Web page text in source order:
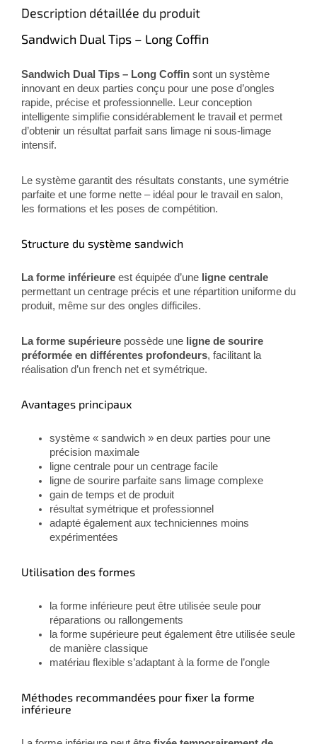
Description détaillée du produit
Sandwich Dual Tips – Long Coffin
Sandwich Dual Tips – Long Coffin sont un système
innovant en deux parties conçu pour une pose d’ongles
rapide, précise et professionnelle. Leur conception
intelligente simplifie considérablement le travail et permet
d’obtenir un résultat parfait sans limage ni sous-limage
intensif.
Le système garantit des résultats constants, une symétrie
parfaite et une forme nette – idéal pour le travail en salon,
les formations et les poses de compétition.
Structure du système sandwich
La forme inférieure est équipée d’une ligne centrale
permettant un centrage précis et une répartition uniforme du
produit, même sur des ongles difficiles.
La forme supérieure possède une ligne de sourire
préformée en différentes profondeurs, facilitant la
réalisation d’un french net et symétrique.
Avantages principaux
système « sandwich » en deux parties pour une
précision maximale
ligne centrale pour un centrage facile
ligne de sourire parfaite sans limage complexe
gain de temps et de produit
résultat symétrique et professionnel
adapté également aux techniciennes moins
expérimentées
Utilisation des formes
la forme inférieure peut être utilisée seule pour
réparations ou rallongements
la forme supérieure peut également être utilisée seule
de manière classique
matériau flexible s’adaptant à la forme de l’ongle
Méthodes recommandées pour fixer la forme
inférieure